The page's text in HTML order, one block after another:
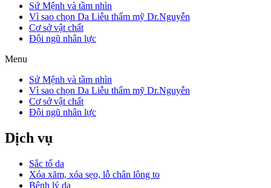
Sứ Mệnh và tầm nhìn
Vì sao chọn Da Liễu thẩm mỹ Dr.Nguyễn
Cơ sở vật chất
Đội ngũ nhân lực
Menu
Sứ Mệnh và tầm nhìn
Vì sao chọn Da Liễu thẩm mỹ Dr.Nguyễn
Cơ sở vật chất
Đội ngũ nhân lực
Dịch vụ
Sắc tố da
Xóa xăm, xóa sẹo, lỗ chân lông to
Bệnh lý da